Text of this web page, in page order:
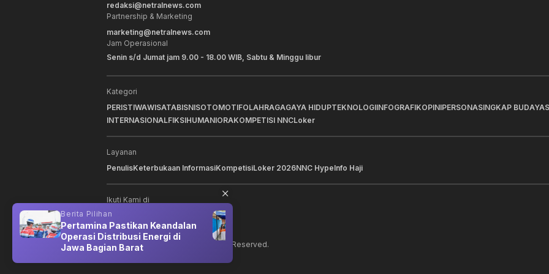
redaksi@netralnews.com
Partnership & Marketing
marketing@netralnews.com
Jam Operasional
Senin s/d Jumat jam 9.00 - 18.00 WIB, Sabtu & Minggu libur
Kategori
PERISTIWAWISATABISNISOTOMOTIFOLAHRAGAGAYA HIDUPTEKNOLOGIINFOGRAFIKOPINIPERSONASINGKAP BUDAYA
INTERNASIONALFIKSIHUMANIORAKOMPETISI NNCLoker
Layanan
PenulisKeterbukaan InformasiKompetisiLoker 2026NNC HypeInfo Haji
Ikuti Kami di
©2026NNC Netralnews . All Rights Reserved.
Berita Pilihan
Pertamina Pastikan Keandalan
Operasi Distribusi Energi di
Jawa Bagian Barat
Provinsi Sulawesi Tengah